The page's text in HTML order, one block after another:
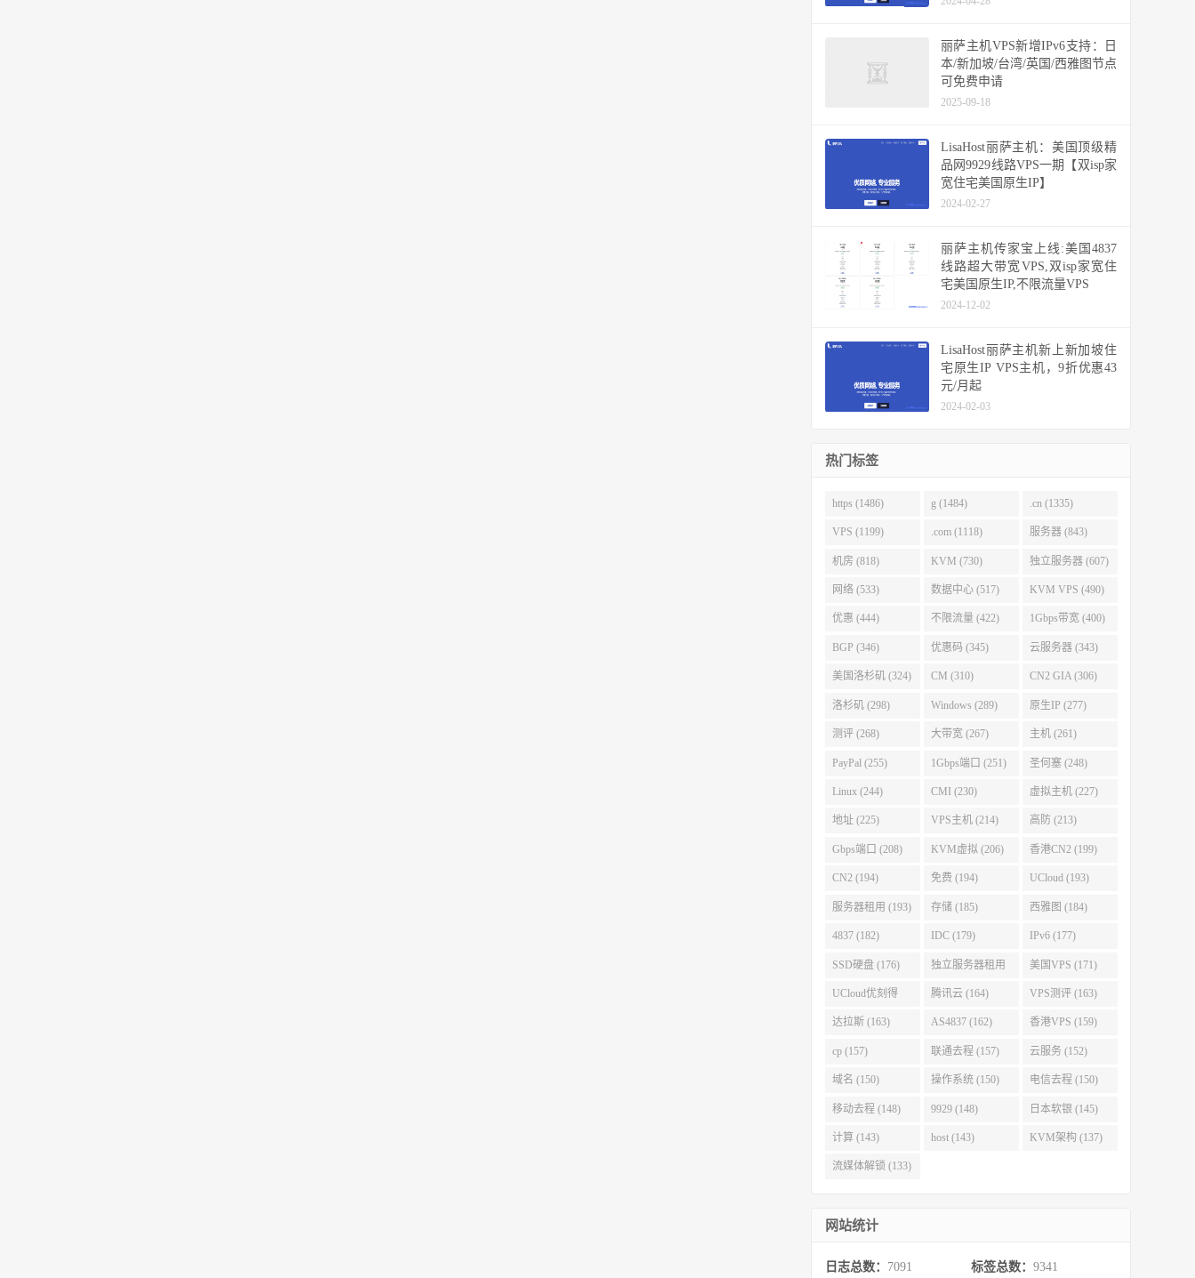
丽萨主机VPS新增IPv6支持：日
本/新加坡/台湾/英国/西雅图节点
可免费申请
2025-09-18
LisaHost丽萨主机：美国顶级精
品网9929线路VPS一期【双isp家
宽住宅美国原生IP】
2024-02-27
丽萨主机传家宝上线:美国4837
线路超大带宽VPS,双isp家宽住
宅美国原生IP,不限流量VPS
2024-12-02
LisaHost丽萨主机新上新加坡住
宅原生IP VPS主机，9折优惠43
元/月起
2024-02-03
热门标签
https (1486) g (1484) .cn (1335)
VPS (1199) .com (1118) 服务器 (843)
机房 (818) KVM (730) 独立服务器 (607)
网络 (533) 数据中心 (517) KVM VPS (490)
优惠 (444) 不限流量 (422) 1Gbps带宽 (400)
BGP (346) 优惠码 (345) 云服务器 (343)
美国洛杉矶 (324) CM (310) CN2 GIA (306)
洛杉矶 (298) Windows (289) 原生IP (277)
测评 (268) 大带宽 (267) 主机 (261)
PayPal (255) 1Gbps端口 (251) 圣何塞 (248)
Linux (244) CMI (230) 虚拟主机 (227)
地址 (225) VPS主机 (214) 高防 (213)
Gbps端口 (208) KVM虚拟 (206) 香港CN2 (199)
CN2 (194) 免费 (194) UCloud (193)
服务器租用 (193) 存储 (185) 西雅图 (184)
4837 (182) IDC (179) IPv6 (177)
SSD硬盘 (176) 独立服务器租用
(175)
美国VPS (171)
UCloud优刻得
(168)
腾讯云 (164) VPS测评 (163)
达拉斯 (163) AS4837 (162) 香港VPS (159)
cp (157) 联通去程 (157) 云服务 (152)
域名 (150) 操作系统 (150) 电信去程 (150)
移动去程 (148) 9929 (148) 日本软银 (145)
计算 (143) host (143) KVM架构 (137)
流媒体解锁 (133)
网站统计
日志总数： 7091 标签总数： 9341